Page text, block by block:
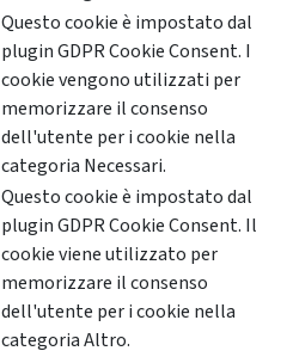
Questo cookie è impostato dal
plugin GDPR Cookie Consent. I
cookie vengono utilizzati per
memorizzare il consenso
dell'utente per i cookie nella
categoria Necessari.
Questo cookie è impostato dal
plugin GDPR Cookie Consent. Il
cookie viene utilizzato per
memorizzare il consenso
dell'utente per i cookie nella
categoria Altro.